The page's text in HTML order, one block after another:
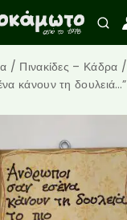
/ Πινακίδες – Κάδρα /
κάνουν τη δουλειά…”